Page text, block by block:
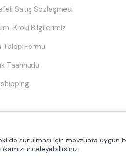
Satış Sözleşmesi
Kroki Bilgilerimiz
Talep Formu
Taahhüdü
sunulması için mevzuata uygun
inceleyebilirsiniz.